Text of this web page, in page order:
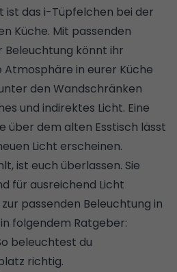
ist das i-Tüpfelchen bei der
Küche. Mit passenden
Beleuchtung könnt ihr
Atmosphäre in eurer Küche
den Wandschränken
und indirektes Licht. Eine
über dem alten Esstisch lässt
Licht erscheinen.
ist euch überlassen. Sie
für ausreichend Licht
passenden Beleuchtung in
folgendem Ratgeber:
beleuchtest du
richtig.